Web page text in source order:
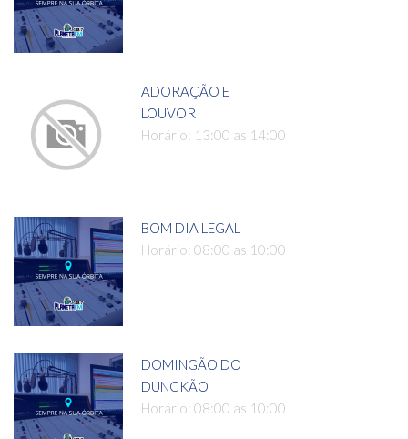
ADORAÇÃO E
LOUVOR
Horário: 13:00 as 14:00
BOM DIA LEGAL
Horário: 08:00 as 10:00
DOMINGÃO DO
DUNCKÃO
Horário: 08:00 as 10:00